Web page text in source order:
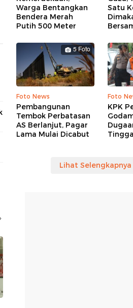
Warga Bentangkan
Bendera Merah
Putih 500 Meter
Satu
5 Foto
Foto News
Pembangunan
Tembok Perbatasan
AS Berlanjut, Pagar
Lama Mulai Dicabut
Foto
KPK
Lihat Selengkapnya